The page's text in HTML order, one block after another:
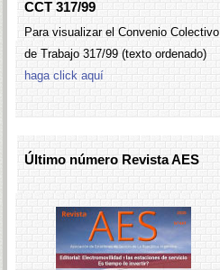
CCT 317/99
Para visualizar el Convenio Colectivo
de Trabajo 317/99 (texto ordenado)
haga click aquí
Último número Revista AES